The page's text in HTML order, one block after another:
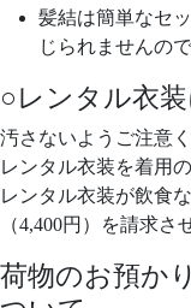
髪結は簡単なセ
じられませんの
○レンタル衣
汚さないようご注意く
レンタル衣装を着用
レンタル衣装が飲食
（4,400円）を請求さ
荷物のお預か